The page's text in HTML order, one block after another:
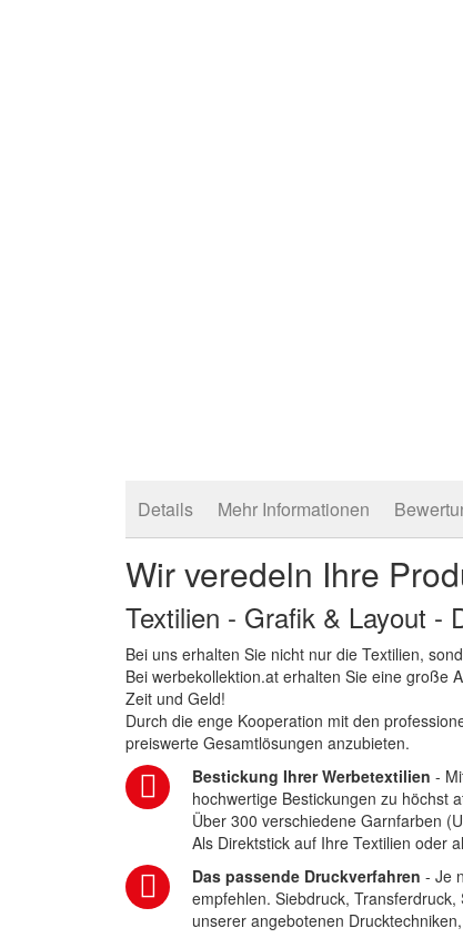
Details Mehr Informationen
Wir veredeln Ihre
Textilien - Grafik & Layout -
Bei uns erhalten Sie nicht nur die Textilien,
Bei werbekollektion.at erhalten Sie eine große
Zeit und Geld!
Durch die enge Kooperation mit den
preiswerte Gesamtlösungen anzubieten.
Bestickung Ihrer Werbetextilien -
hochwertige Bestickungen zu höchst
Über 300 verschiedene Garnfarben
Als Direktstick auf Ihre Textilien oder
Das passende Druckverfahren - Je
empfehlen. Siebdruck,
unserer angebotenen